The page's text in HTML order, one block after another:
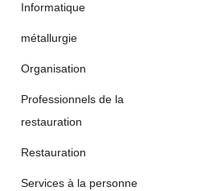
Informatique
métallurgie
Organisation
Professionnels de la
restauration
Restauration
Services à la personne